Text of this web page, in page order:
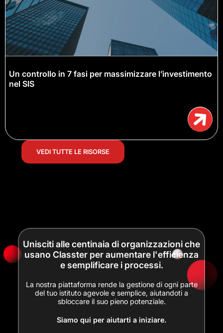
Un controllo in 7 fasi per massimizzare l’investimento
nel SIS
VEDI TUTTE LE RISORSE
Unisciti alle centinaia di organizzazioni che
usano Classter per aumentare l'efficienza
e semplificare i processi.
La nostra piattaforma rende la gestione di ogni parte
del tuo istituto agevole e semplice, aiutandoti a
sbloccare il suo pieno potenziale.
Siamo qui per aiutarti a iniziare.